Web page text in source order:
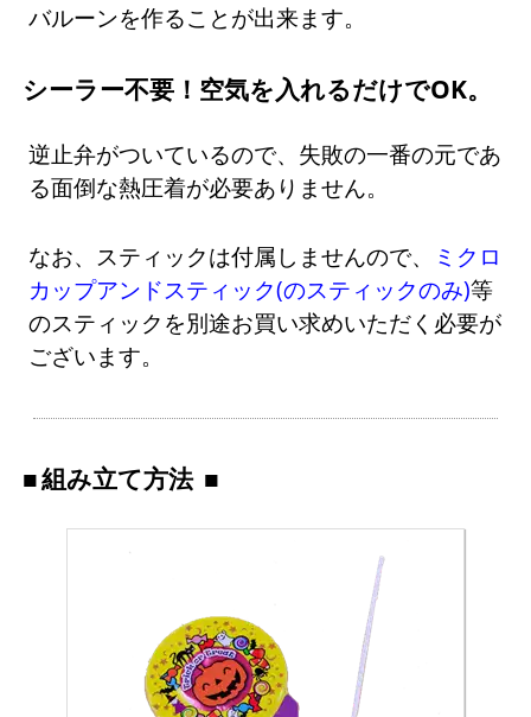
バルーンを作ることが出来ます。
シーラー不要！空気を入れるだけでOK。
逆止弁がついているので、失敗の一番の元であ
る面倒な熱圧着が必要ありません。
なお、スティックは付属しませんので、
ミクロ
カップアンドスティック(のスティックのみ)等
のスティックを別途お買い求めいただく必要が
ございます。
組み立て方法